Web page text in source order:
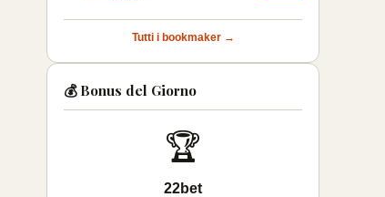
Tutti i bookmaker →
💰 Bonus del Giorno
🏆
22bet